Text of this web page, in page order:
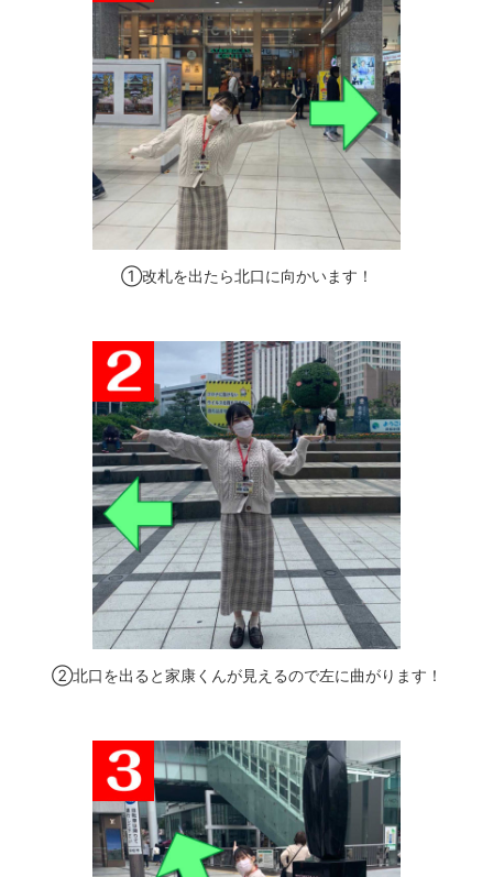
①改札を出たら北口に向かいます！
②北口を出ると家康くんが見えるので左に曲がります！